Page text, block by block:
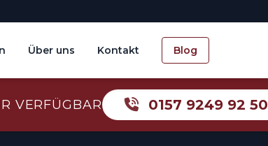
Über uns Kontakt Blog
VERFÜGBAR 0157 9249 92 50